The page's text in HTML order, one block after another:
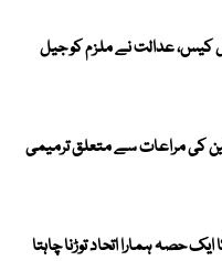
کیس، عدالت نے ملزم کو جیل
کی مراعات سے متعلق ترمیمی
حصہ ہمارا اتحاد توڑنا چاہتا